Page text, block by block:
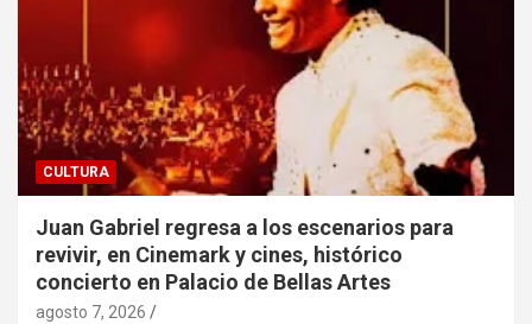
CULTURA
Juan Gabriel regresa a los escenarios para
revivir, en Cinemark y cines, histórico
concierto en Palacio de Bellas Artes
agosto 7, 2026